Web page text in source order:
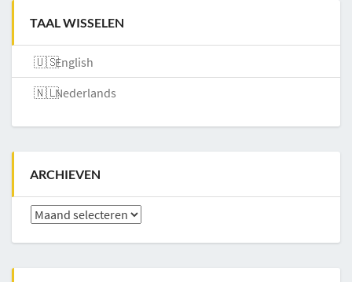
TAAL WISSELEN
English
Nederlands
ARCHIEVEN
Archieven